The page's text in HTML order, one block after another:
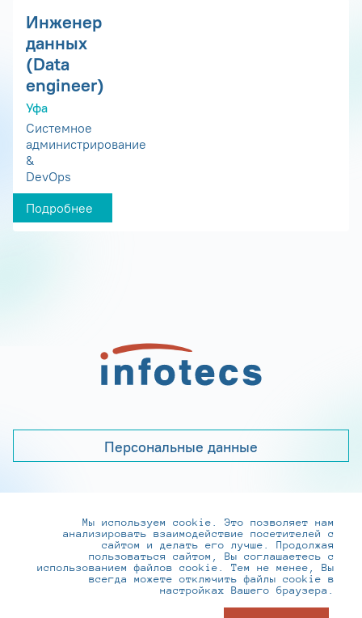
Инженер
данных
(Data
engineer)
Уфа
Системное
администрирование
&
DevOps
Подробнее
Персональные данные
+7 (495) 737-6192, 8-800-250-0-260
practice@infotecs.ru,hr@infotecs.ru
127273, г. Москва, Отрадная ул., 2Б строение 1
Мы используем cookie. Это позволяет нам
анализировать взаимодействие посетителей с
сайтом и делать его лучше. Продолжая
пользоваться сайтом, Вы соглашаетесь с
использованием файлов cookie. Тем не менее, Вы
всегда можете отключить файлы cookie в
настройках Вашего браузера.